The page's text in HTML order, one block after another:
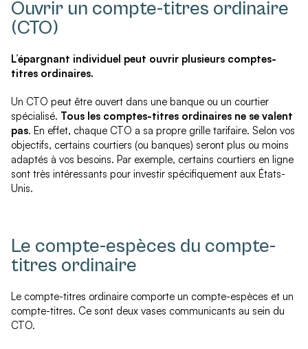
Ouvrir un compte-titres ordinaire
(CTO)
L’épargnant individuel peut ouvrir plusieurs comptes-
titres ordinaires.
Un CTO peut être ouvert dans une banque ou un courtier
spécialisé. Tous les comptes-titres ordinaires ne se valent
pas. En effet, chaque CTO a sa propre grille tarifaire. Selon vos
objectifs, certains courtiers (ou banques) seront plus ou moins
adaptés à vos besoins. Par exemple, certains courtiers en ligne
sont très intéressants pour investir spécifiquement aux États-
Unis.
Le compte-espèces du compte-
titres ordinaire
Le compte-titres ordinaire comporte un compte-espèces et un
compte-titres. Ce sont deux vases communicants au sein du
CTO.